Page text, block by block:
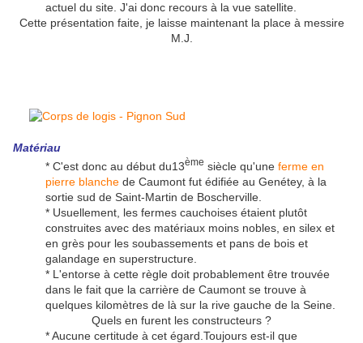
actuel du site. J'ai donc recours à la vue satellite.
Cette présentation faite, je laisse maintenant la place à messire
M.J.
Matériau
* C'est donc au début du13ème siècle qu'une ferme en
pierre blanche de Caumont fut édifiée au Genétey, à la
sortie sud de Saint-Martin de Boscherville.
* Usuellement, les fermes cauchoises étaient plutôt
construites avec des matériaux moins nobles, en silex et
en grès pour les soubassements et pans de bois et
galandage en superstructure.
* L'entorse à cette règle doit probablement être trouvée
dans le fait que la carrière de Caumont se trouve à
quelques kilomètres de là sur la rive gauche de la Seine.
Quels en furent les constructeurs ?
* Aucune certitude à cet égard.Toujours est-il que